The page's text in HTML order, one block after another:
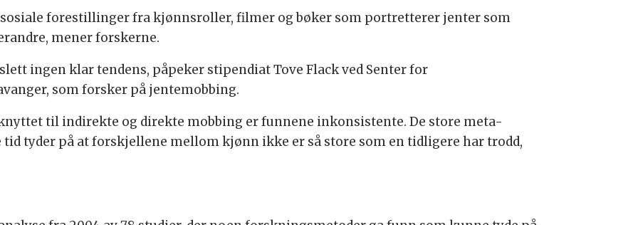
forestillinger fra kjønnsroller, filmer og bøker som portretterer jenter som
mener forskerne.
ingen klar tendens, påpeker stipendiat Tove Flack ved Senter for
som forsker på jentemobbing.
til indirekte og direkte mobbing er funnene inkonsistente. De store meta-
tid tyder på at forskjellene mellom kjønn ikke er så store som en tidligere har trodd,